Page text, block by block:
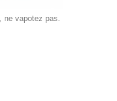
vapotez pas.